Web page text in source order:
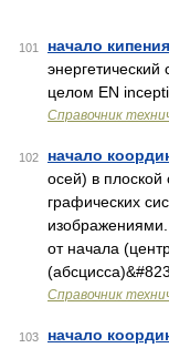
101 начало кипения
энергетический
целом EN
Справочник
102 начало
осей) в
графических
изображениями.
от начала
Справочник
103 начало